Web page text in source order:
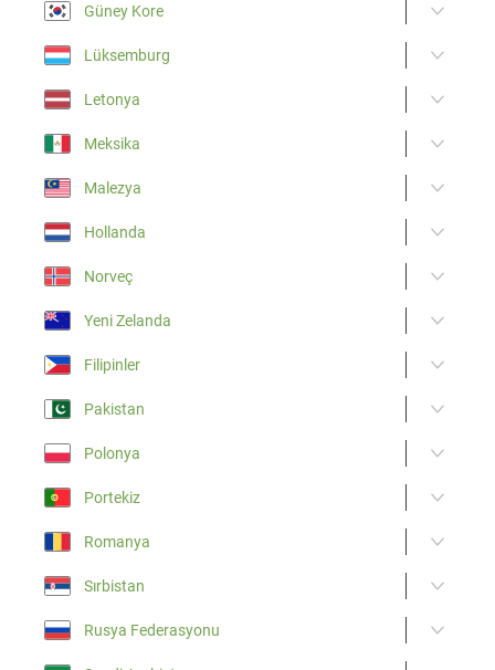
Güney Kore
Lüksemburg
Letonya
Meksika
Malezya
Hollanda
Norveç
Yeni Zelanda
Filipinler
Pakistan
Polonya
Portekiz
Romanya
Sırbistan
Rusya Federasyonu